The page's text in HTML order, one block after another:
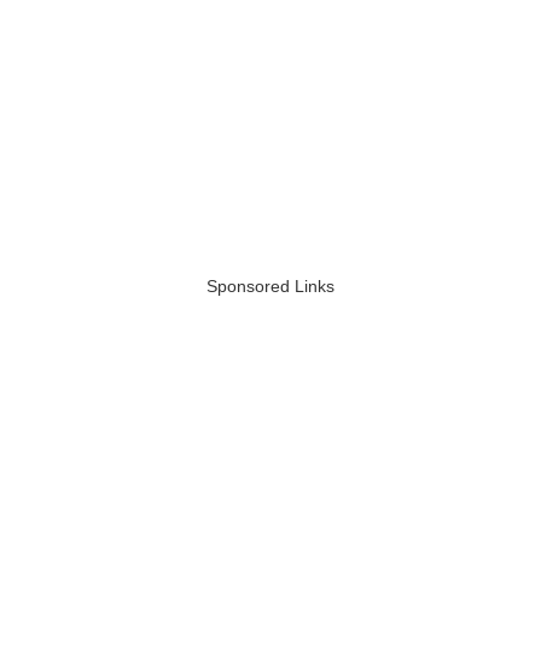
Sponsored Links